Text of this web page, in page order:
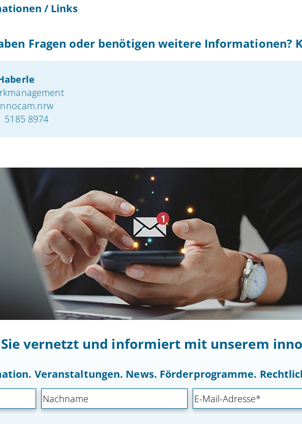
/ Links
Fragen oder benötigen weitere Informationen?
5185 8974
vernetzt und informiert mit unserem
Veranstaltungen. News. Förderprogramme.